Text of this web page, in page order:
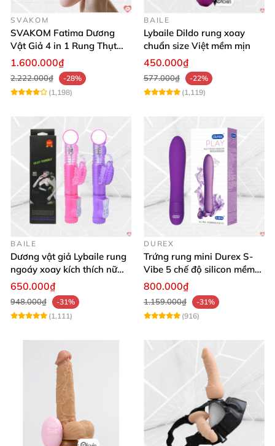
SVAKOM
SVAKOM Fatima Dương
Vật Giả 4 in 1 Rung Thụt
Hút Toả Nhiệt Massage Cho
1.600.000₫
2.222.000₫
-28%
(1,198)
BAILE
Lybaile Dildo rung xoay
chuẩn size Việt mềm mịn
450.000₫
577.000₫
-22%
(1,119)
BAILE
Dương vật giả Lybaile rung
ngoáy xoay kích thích nữ
thủ dâm
650.000₫
948.000₫
-31%
(1,111)
DUREX
Trứng rung mini Durex S-
Vibe 5 chế độ silicon mềm
mịn cao cấp
800.000₫
1.159.000₫
-31%
(916)